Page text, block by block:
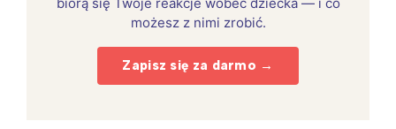
możesz z nimi zrobić.
Zapisz się za darmo →